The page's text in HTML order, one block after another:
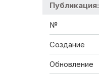
Публикация:
№
Создание
Обновление